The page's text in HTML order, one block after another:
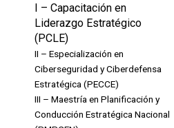
I – Capacitación en
Liderazgo Estratégico
(PCLE)
II – Especialización en
Ciberseguridad y Ciberdefensa
Estratégica (PECCE)
III – Maestría en Planificación y
Conducción Estratégica Nacional